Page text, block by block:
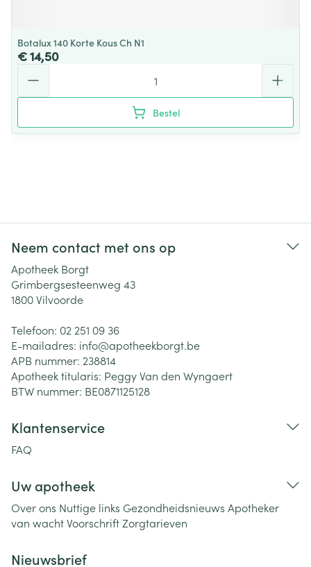
Botalux 140 Korte Kous Ch N1
€ 14,50
Bestel
Neem contact met ons op
Apotheek Borgt
Grimbergsesteenweg 43
1800Vilvoorde
Telefoon: 02 251 09 36
E-mailadres: info@apotheekborgt.be
APB nummer: 238814
Apotheek titularis: Peggy Van den Wyngaert
BTW nummer: BE0871125128
Klantenservice
FAQ
Uw apotheek
Over ons Nuttige links Gezondheidsnieuws Apotheker
van wachtVoorschriftZorgtarieven
Nieuwsbrief